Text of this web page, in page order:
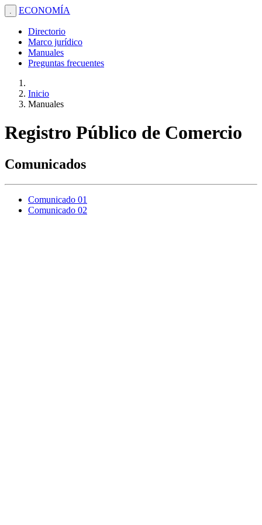
. ECONOMÍA
Directorio
Marco jurídico
Manuales
Preguntas frecuentes
Inicio
Manuales
Registro Público de Comercio
Comunicados
Comunicado 01
Comunicado 02